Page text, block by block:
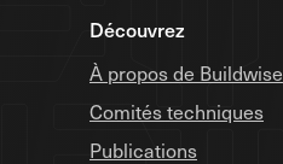
Découvrez
À propos de Buildwise
Comités techniques
Publications